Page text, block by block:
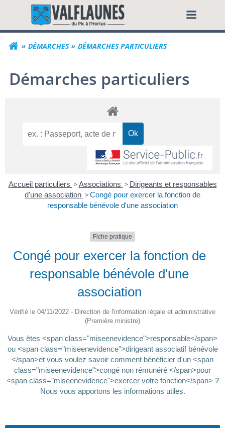
contenuCommune de
DÉMARCHES DÉMARCHES PARTICULIERS
Démarches particuliers
Accueil particuliers > Associations > Dirigeants et responsables
d'une association >Congé pour exercer la fonction de
responsable bénévole d'une association
Fiche pratique
Congé pour exercer la fonction de
responsable bénévole d'une
association
Vérifié le 04/11/2022 - Direction de l'information légale et administrative
(Première ministre)
Vous êtes <span class="miseenevidence">responsable</span>
ou <span class="miseenevidence">dirigeant associatif bénévole
</span>et vous voulez savoir comment bénéficier d'un <span
class="miseenevidence">congé non rémunéré </span>pour
<span class="miseenevidence">exercer votre fonction</span> ?
Nous vous apportons les informations utiles.